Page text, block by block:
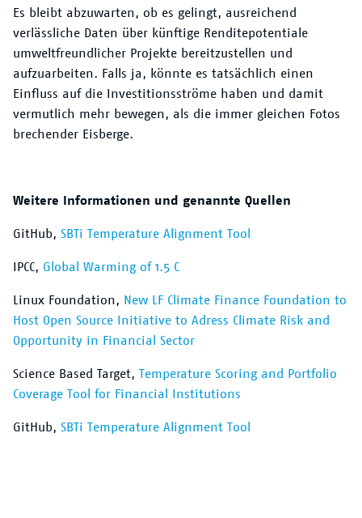
Es bleibt abzuwarten, ob es gelingt, ausreichend
verlässliche Daten über künftige Renditepotentiale
umweltfreundlicher Projekte bereitzustellen und
aufzuarbeiten. Falls ja, könnte es tatsächlich einen
Einfluss auf die Investitionsströme haben und damit
vermutlich mehr bewegen, als die immer gleichen Fotos
brechender Eisberge.
Weitere Informationen und genannte Quellen
GitHub, SBTi Temperature Alignment Tool
IPCC, Global Warming of 1.5 C
Linux Foundation, New LF Climate Finance Foundation to
Host Open Source Initiative to Adress Climate Risk and
Opportunity in Financial Sector
Science Based Target, Temperature Scoring and Portfolio
Coverage Tool for Financial Institutions
GitHub, SBTi Temperature Alignment Tool